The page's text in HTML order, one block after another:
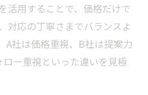
たい工事相見積もりのル
のNGマナーと対策
頼される業者選び
活用することで、価格だけで
対応の丁寧さまでバランスよ
A社は価格重視、B社は提案力
ー重視といった違いを見極